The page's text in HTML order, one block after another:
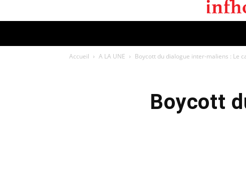
Accueil A LA UNE Boycott du dialogue inter-maliens : Le
Boycott